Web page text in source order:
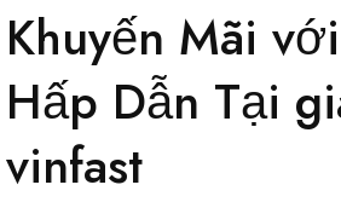
Khuyến Mãi
Hấp Dẫn Tại
vinfast